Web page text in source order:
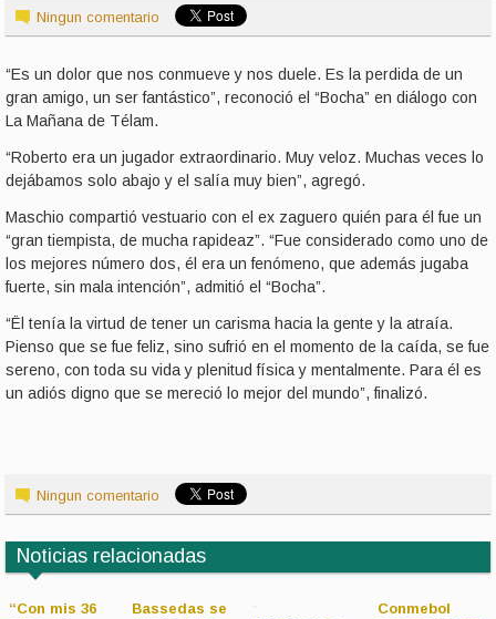
Ningun comentario
“Es un dolor que nos conmueve y nos duele. Es la perdida de un
gran amigo, un ser fantástico”, reconoció el “Bocha” en diálogo con
La Mañana de Télam.
“Roberto era un jugador extraordinario. Muy veloz. Muchas veces lo
dejábamos solo abajo y el salía muy bien”, agregó.
Maschio compartió vestuario con el ex zaguero quién para él fue un
“gran tiempista, de mucha rapideaz”. “Fue considerado como uno de
los mejores número dos, él era un fenómeno, que además jugaba
fuerte, sin mala intención”, admitió el “Bocha”.
“Ël tenía la virtud de tener un carisma hacia la gente y la atraía.
Pienso que se fue feliz, sino sufrió en el momento de la caída, se fue
sereno, con toda su vida y plenitud física y mentalmente. Para él es
un adiós digno que se mereció lo mejor del mundo”, finalizó.
Ningun comentario
Noticias relacionadas
“Con mis 36
Bassedas se
Conmebol